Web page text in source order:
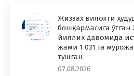
Жиззах вилояти
бошқармасига ўтган
йиллик давомида
жами 1 031 та
тушган
07.08.2026